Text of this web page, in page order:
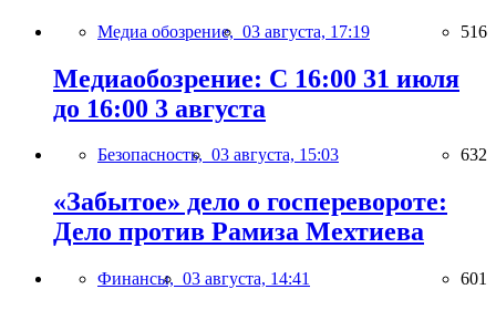
Медиа обозрение, 03 августа, 17:19 516
Медиаобозрение: С 16:00 31 июля
до 16:00 3 августа
Безопасность, 03 августа, 15:03 632
«Забытое» дело о госперевороте:
Дело против Рамиза Мехтиева
Финансы, 03 августа, 14:41 601